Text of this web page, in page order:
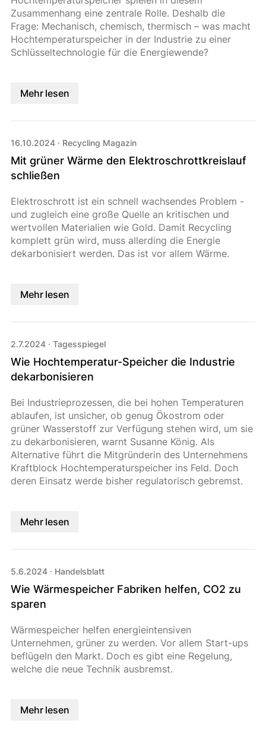
Zusammenhang eine zentrale Rolle. Deshalb die
Frage: Mechanisch, chemisch, thermisch – was macht
Hochtemperaturspeicher in der Industrie zu einer
Schlüsseltechnologie für die Energiewende?
Mehr lesen
16.10.2024 · Recycling Magazin
Mit grüner Wärme den Elektroschrottkreislauf
schließen
Elektroschrott ist ein schnell wachsendes Problem -
und zugleich eine große Quelle an kritischen und
wertvollen Materialien wie Gold. Damit Recycling
komplett grün wird, muss allerding die Energie
dekarbonisiert werden. Das ist vor allem Wärme.
Mehr lesen
2.7.2024 · Tagesspiegel
Wie Hochtemperatur-Speicher die Industrie
dekarbonisieren
Bei Industrieprozessen, die bei hohen Temperaturen
ablaufen, ist unsicher, ob genug Ökostrom oder
grüner Wasserstoff zur Verfügung stehen wird, um sie
zu dekarbonisieren, warnt Susanne König. Als
Alternative führt die Mitgründerin des Unternehmens
Kraftblock Hochtemperaturspeicher ins Feld. Doch
deren Einsatz werde bisher regulatorisch gebremst.
Mehr lesen
5.6.2024 · Handelsblatt
Wie Wärmespeicher Fabriken helfen, CO2 zu
sparen
Wärmespeicher helfen energieintensiven
Unternehmen, grüner zu werden. Vor allem Start-ups
beflügeln den Markt. Doch es gibt eine Regelung,
welche die neue Technik ausbremst.
Mehr lesen